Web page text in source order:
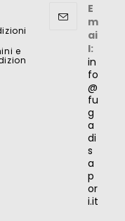
e
E
m
ai
l:
in
fo
@
fu
g
a
di
s
a
p
or
i.it